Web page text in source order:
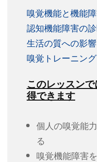
嗅覚機能と機能
認知機能障害の
生活の質への影響
嗅覚トレーニング
このレッスン
得できます
個人の嗅覚能
る
嗅覚機能障害